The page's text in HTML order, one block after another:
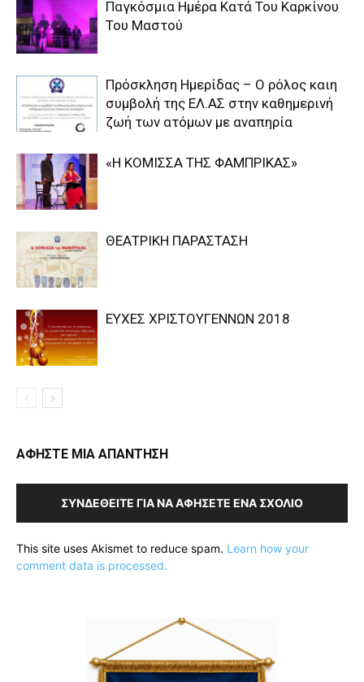
Παγκόσμια Ημέρα Κατά Του Καρκίνου
Του Μαστού
Πρόσκληση Ημερίδας – Ο ρόλος καιη
συμβολή της ΕΛ.ΑΣ στην καθημερινή
ζωή των ατόμων με αναπηρία
«Η ΚΟΜΙΣΣΑ ΤΗΣ ΦΑΜΠΡΙΚΑΣ»
ΘΕΑΤΡΙΚΗ ΠΑΡΑΣΤΑΣΗ
ΕΥΧΕΣ ΧΡΙΣΤΟΥΓΕΝΝΩΝ 2018
ΑΦΗΣΤΕ ΜΙΑ ΑΠΑΝΤΗΣΗ
ΣΥΝΔΕΘΕΊΤΕ ΓΙΑ ΝΑ ΑΦΉΣΕΤΕ ΈΝΑ ΣΧΌΛΙΟ
This site uses Akismet to reduce spam. Learn how your
comment data is processed.